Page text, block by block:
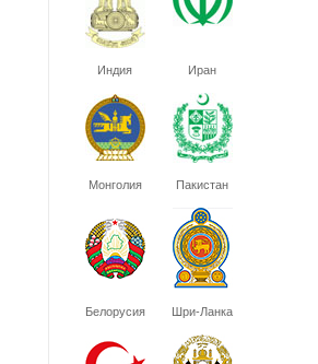
Индия Иран
Монголия Пакистан
Белорусия Шри-Ланка